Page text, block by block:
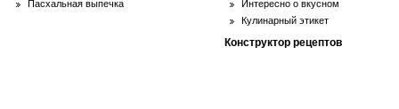
Пасхальная выпечка
Интересно о вкусном
Кулинарный этикет
Конструктор рецептов